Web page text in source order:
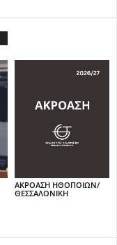
ΑΚΡΟΑΣΗ ΗΘΟΠΟΙΩΝ/
ΘΕΣΣΑΛΟΝΙΚΗ